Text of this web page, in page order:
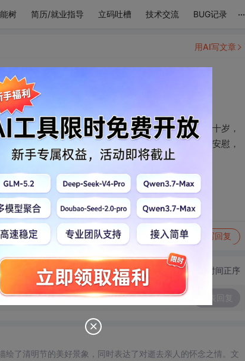
树 简历/就业指导 立码吐槽 技术交流 BUG记录 ...
且
然也同样老了十岁，世界也老了十岁，上帝也老了十岁，
，像流星的光辉，照耀我疲惫的梦寐，永远存一个安慰，
到动态 举报 写回复
用AI写文章
切换为时间正序
了清明节的美好景象，同时表达了对逝去亲人的怀念之情。文